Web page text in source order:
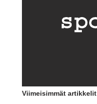
Viimeisimmät artikkelit